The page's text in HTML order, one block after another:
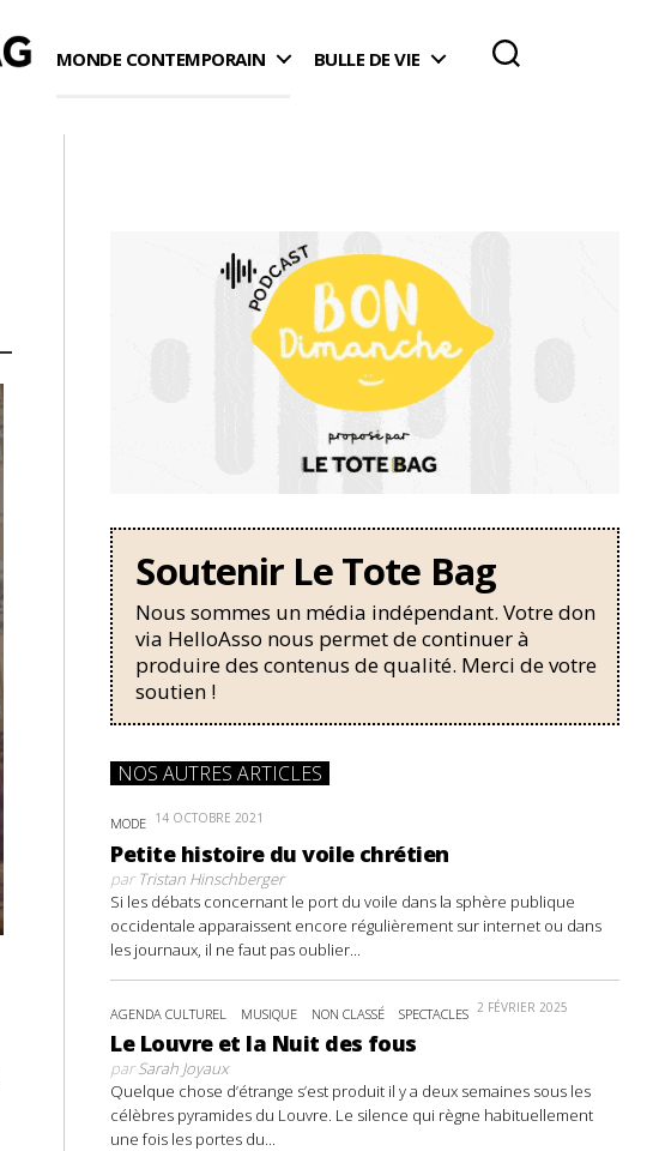
MONDE CONTEMPORAIN BULLE DE VIE
Soutenir Le Tote Bag
Nous sommes un média indépendant. Votre don
via HelloAsso nous permet de continuer à
produire des contenus de qualité. Merci de votre
soutien !
NOS AUTRES ARTICLES
MODE 14 OCTOBRE 2021
Petite histoire du voile chrétien
parTristan Hinschberger
Si les débats concernant le port du voile dans la sphère publique
occidentale apparaissent encore régulièrement sur internet ou dans
les journaux, il ne faut pas oublier...
AGENDA CULTUREL MUSIQUE NON CLASSÉ SPECTACLES 2 FÉVRIER 2025
Le Louvre et la Nuit des fous
parSarah Joyaux
Quelque chose d’étrange s’est produit il y a deux semaines sous les
célèbres pyramides du Louvre. Le silence qui règne habituellement
une fois les portes du...